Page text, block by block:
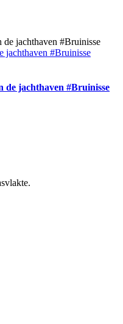
jachthaven #Bruinisse
de jachthaven #Bruinisse